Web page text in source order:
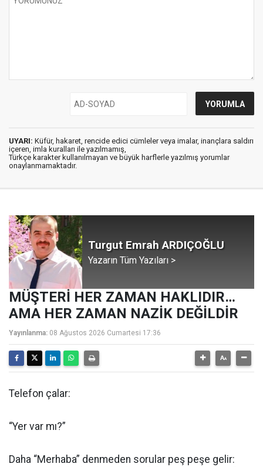
UYARI: Küfür, hakaret, rencide edici cümleler veya imalar, inançlara saldırı
içeren, imla kuralları ile yazılmamış,
Türkçe karakter kullanılmayan ve büyük harflerle yazılmış yorumlar
onaylanmamaktadır.
Turgut Emrah ARDIÇOĞLU
Yazarın Tüm Yazıları >
MÜŞTERİ HER ZAMAN HAKLIDIR…
AMA HER ZAMAN NAZİK DEĞİLDİR
Yayınlanma: 08 Ağustos 2026 Cumartesi 17:36
Telefon çalar:
“Yer var mı?”
Daha “Merhaba” denmeden sorular peş peşe gelir: